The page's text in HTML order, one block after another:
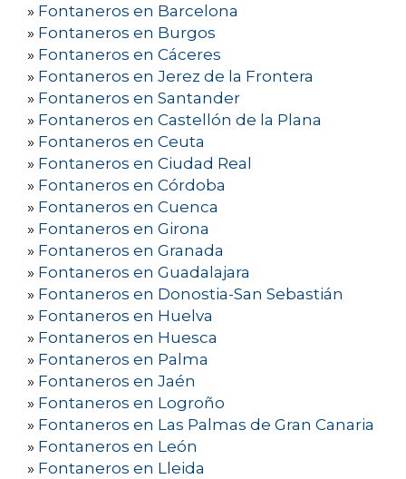
» Fontaneros en Barcelona
» Fontaneros en Burgos
» Fontaneros en Cáceres
» Fontaneros en Jerez de la Frontera
» Fontaneros en Santander
» Fontaneros en Castellón de la Plana
» Fontaneros en Ceuta
» Fontaneros en Ciudad Real
» Fontaneros en Córdoba
» Fontaneros en Cuenca
» Fontaneros en Girona
» Fontaneros en Granada
» Fontaneros en Guadalajara
» Fontaneros en Donostia-San Sebastián
» Fontaneros en Huelva
» Fontaneros en Huesca
» Fontaneros en Palma
» Fontaneros en Jaén
» Fontaneros en Logroño
» Fontaneros en Las Palmas de Gran Canaria
» Fontaneros en León
» Fontaneros en Lleida